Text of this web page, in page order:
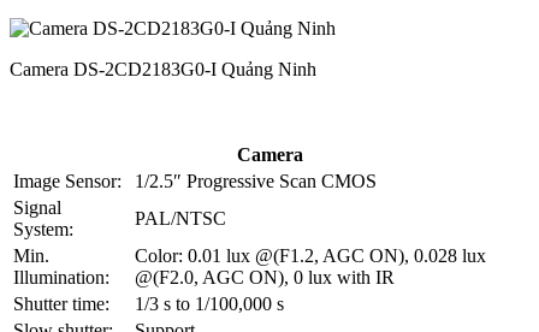
Camera DS-2CD2183G0-I Quảng Ninh
Camera
Image Sensor:
1/2.5″ Progressive Scan CMOS
Signal
System:
PAL/NTSC
Min.
Illumination:
Color: 0.01 lux @(F1.2, AGC ON), 0.028 lux
@(F2.0, AGC ON), 0 lux with IR
Shutter time:
1/3 s to 1/100,000 s